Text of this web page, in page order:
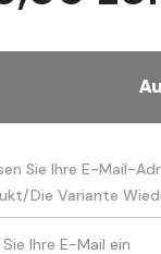
Sie Ihre E-Mail-
die Variante